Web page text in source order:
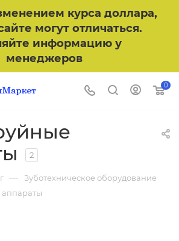
курса доллара,
могут отличаться.
информацию у
менеджеров
0
2
— Зуботехническое оборудование